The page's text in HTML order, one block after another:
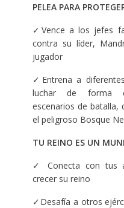
PELEA PARA
✓Vence a los jefes
contra su líder,
jugador
✓Entrena a
luchar de forma
escenarios de batalla,
el peligroso Bosque
TU REINO ES UN
✓ Conecta con tus
crecer su reino
✓Desafía a otros